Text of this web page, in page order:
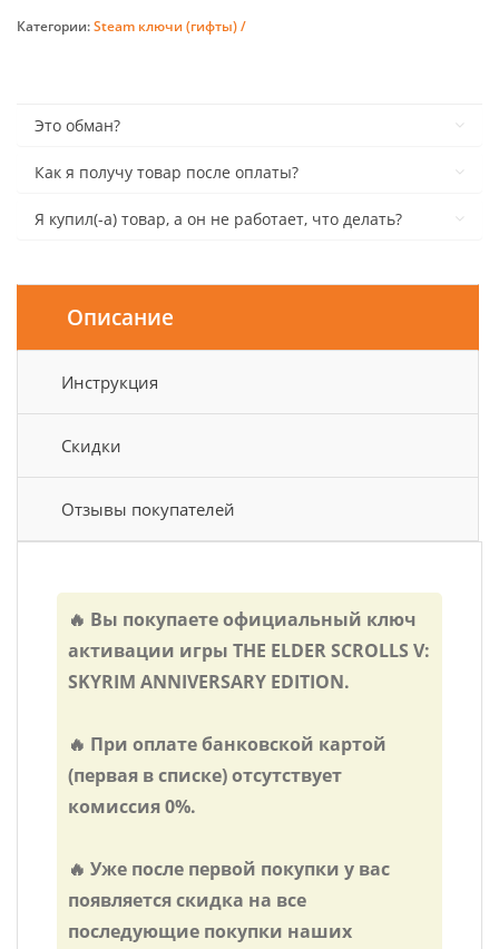
Категории:Steam ключи (гифты) /
Это обман?
Как я получу товар после оплаты?
Я купил(-а) товар, а он не работает, что делать?
Описание
Инструкция
Скидки
Отзывы покупателей
🔥 Вы покупаете официальный ключ
активации игры THE ELDER SCROLLS V:
SKYRIM ANNIVERSARY EDITION.
🔥 При оплате банковской картой
(первая в списке) отсутствует
комиссия 0%.
🔥 Уже после первой покупки у вас
появляется скидка на все
последующие покупки наших